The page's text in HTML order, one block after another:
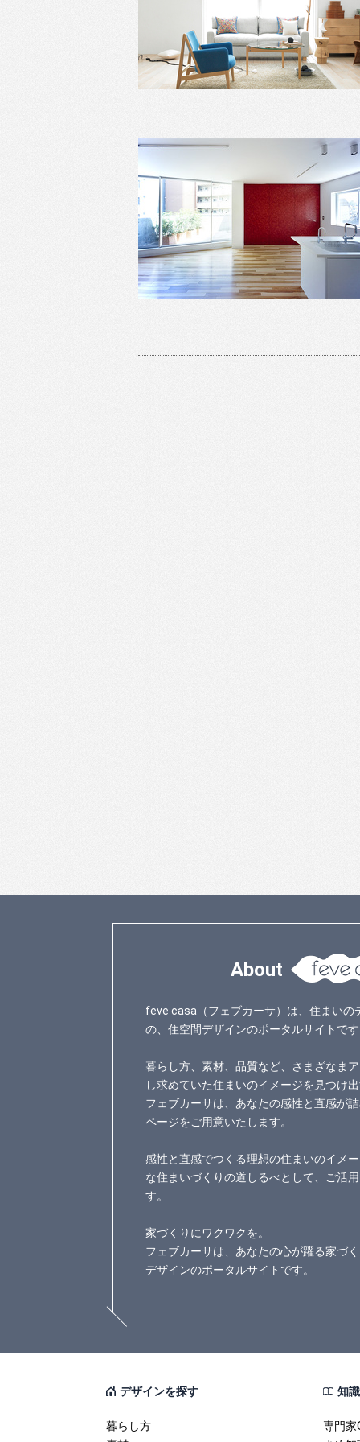
About
feve casa（フェブカーサ）は、住まいの
の、住空間デザインのポータルサイトで
暮らし方、素材、品質など、さまざなま
し求めていた住まいのイメージを見つけ
フェブカーサは、あなたの感性と直感が
ページをご用意いたします。
感性と直感でつくる理想の住まいのイメ
な住まいづくりの道しるべとして、ご活
す。
家づくりにワクワクを。
フェブカーサは、あなたの心が躍る家づ
デザインのポータルサイトです。
デザインを探す
暮らし方
知
専門家